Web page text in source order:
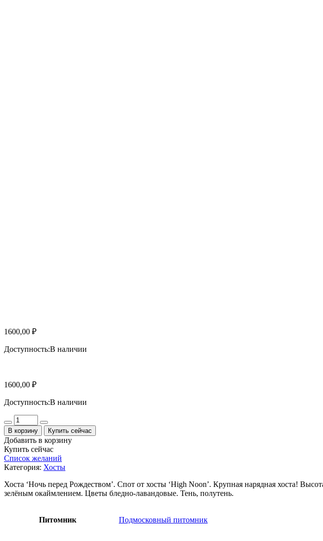
1600,00 ₽
Доступность:В наличии
1600,00 ₽
Доступность:В наличии
Количество
В корзину Купить сейчас
Добавить в корзину
Купить сейчас
Список желаний
Категория: Хосты
Хоста ‘Ночь перед Рождеством’. Спот от хосты ‘High Noon’. Крупная нарядная хоста!
зелёным окаймлением. Цветы бледно-лавандовые. Тень, полутень.
Питомник Подмосковный питомник